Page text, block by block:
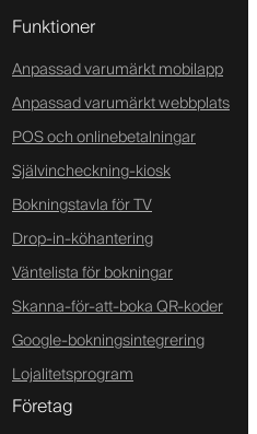
Funktioner
Anpassad varumärkt mobilapp
Anpassad varumärkt webbplats
POS och onlinebetalningar
Självincheckning-kiosk
Bokningstavla för TV
Drop-in-köhantering
Väntelista för bokningar
Skanna-för-att-boka QR-koder
Google-bokningsintegrering
Lojalitetsprogram
Företag